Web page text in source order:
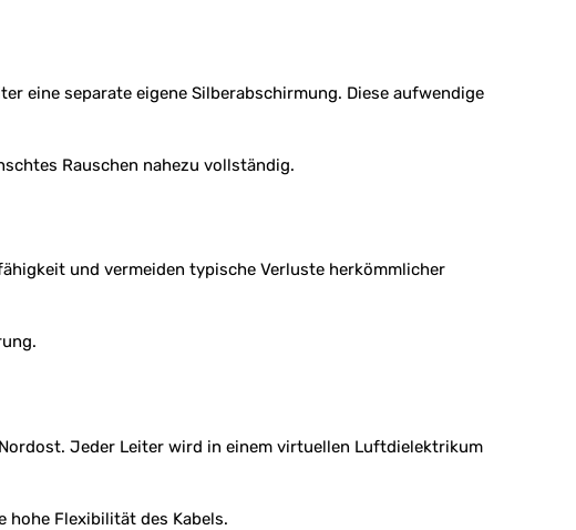
eine separate eigene Silberabschirmung. Diese aufwendige
Rauschen nahezu vollständig.
und vermeiden typische Verluste herkömmlicher
Jeder Leiter wird in einem virtuellen Luftdielektrikum
Flexibilität des Kabels.